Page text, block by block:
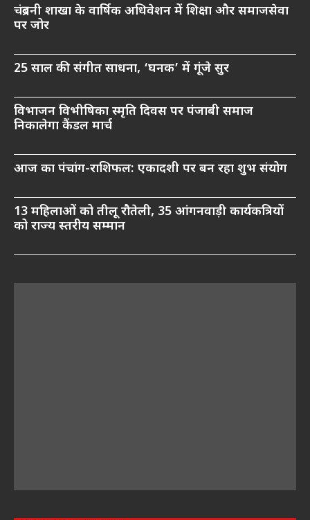
चंद्रबनी शाखा के वार्षिक अधिवेशन में शिक्षा और समाजसेवा
पर जोर
25 साल की संगीत साधना, ‘घनक’ में गूंजे सुर
विभाजन विभीषिका स्मृति दिवस पर पंजाबी समाज
निकालेगा कैंडल मार्च
आज का पंचांग-राशिफल: एकादशी पर बन रहा शुभ संयोग
13 महिलाओं को तीलू रौतेली, 35 आंगनवाड़ी कार्यकत्रियों
को राज्य स्तरीय सम्मान